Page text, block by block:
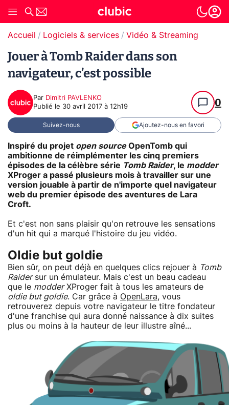
Accueil Logiciels & services Vidéo & Streaming
Jouer à Tomb Raider dans son
navigateur, c’est possible
Par Dimitri PAVLENKO
Publié le 30 avril 2017 à 12h19 0
Suivez-nous Ajoutez-nous en favori
Inspiré du projet open sourceOpenTomb qui
ambitionne de réimplémenter les cinq premiers
épisodes de la célèbre série Tomb Raider, le modder
XProger a passé plusieurs mois à travailler sur une
version jouable à partir de n'importe quel navigateur
web du premier épisode des aventures de Lara
Croft.
Et c'est non sans plaisir qu'on retrouve les sensations
d'un hit qui a marqué l'histoire du jeu vidéo.
Oldie but goldie
Bien sûr, on peut déjà en quelques clics rejouer à Tomb
Raidersur un émulateur. Mais c'est un beau cadeau
que le modderXProger fait à tous les amateurs de
oldie but goldie. Car grâce à OpenLara, vous
retrouverez depuis votre navigateur le titre fondateur
d'une franchise qui aura donné naissance à dix suites
plus ou moins à la hauteur de leur illustre aîné...